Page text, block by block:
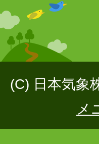
(C) 日本気象
メ